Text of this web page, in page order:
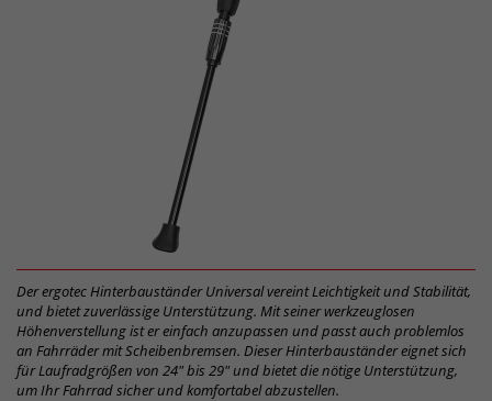
Der ergotec Hinterbauständer Universal vereint Leichtigkeit und Stabilität,
und bietet zuverlässige Unterstützung. Mit seiner werkzeuglosen
Höhenverstellung ist er einfach anzupassen und passt auch problemlos
an Fahrräder mit Scheibenbremsen. Dieser Hinterbauständer eignet sich
für Laufradgrößen von 24" bis 29" und bietet die nötige Unterstützung,
um Ihr Fahrrad sicher und komfortabel abzustellen.